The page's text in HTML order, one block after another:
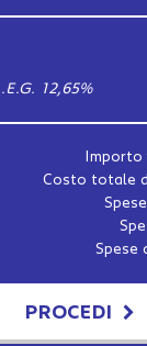
12,65%
Costo totale
Spese
PROCEDI